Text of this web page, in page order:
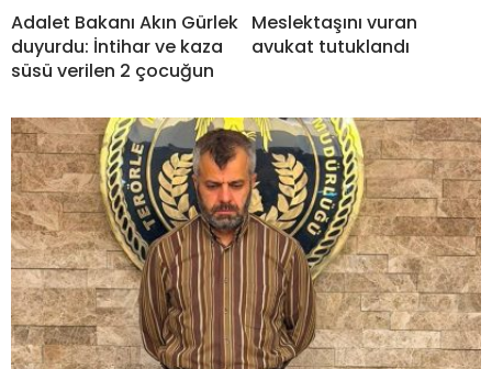
Adalet Bakanı Akın Gürlek
duyurdu: İntihar ve kaza
süsü verilen 2 çocuğun
Meslektaşını vuran
avukat tutuklandı